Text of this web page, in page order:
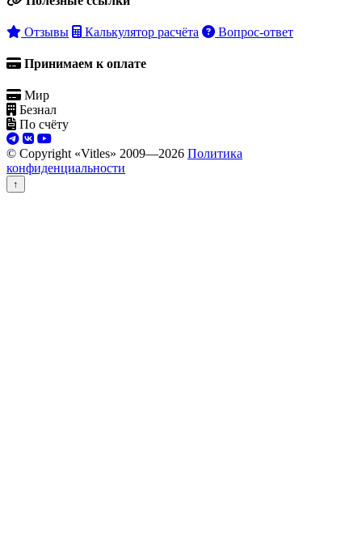
Отзывы Калькулятор расчёта Вопрос-ответ
Принимаем к оплате
Мир
Безнал
По счёту
© Copyright «Vitles» 2009—2026 Политика
конфиденциальности
↑